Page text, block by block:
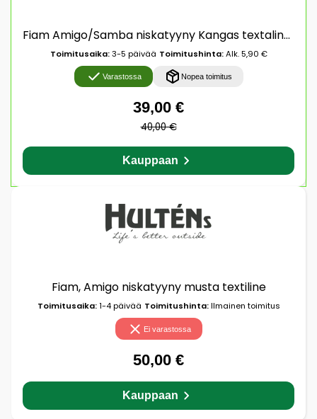
Fiam Amigo/Samba niskatyyny Kangas textaline black
Toimitusaika:3-5 päivää Toimitushinta:Alk. 5,90 €
Varastossa Nopea toimitus
39,00 €
40,00 €
Kauppaan
Fiam, Amigo niskatyyny musta textiline
Toimitusaika:1-4 päivää Toimitushinta:Ilmainen toimitus
Ei varastossa
50,00 €
Kauppaan